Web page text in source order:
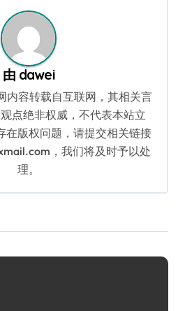
由 dawei
内容转载自互联网，其相关言
点绝非权威，不代表本站立
在版权问题，请提交相关链接
，我们将及时予以处
理。